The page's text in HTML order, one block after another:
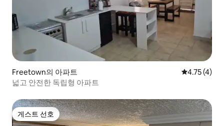
Freetown의 아파트 평점 4.75점
4.75 (4)
넓고 안전한 독립형 아파트
게스트 선호
게스트 선호